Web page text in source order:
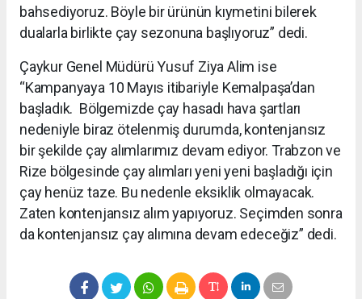
bahsediyoruz. Böyle bir ürünün kıymetini bilerek
dualarla birlikte çay sezonuna başlıyoruz” dedi.
Çaykur Genel Müdürü Yusuf Ziya Alim ise
“Kampanyaya 10 Mayıs itibariyle Kemalpaşa’dan
başladık. Bölgemizde çay hasadı hava şartları
nedeniyle biraz ötelenmiş durumda, kontenjansız
bir şekilde çay alımlarımız devam ediyor. Trabzon ve
Rize bölgesinde çay alımları yeni yeni başladığı için
çay henüz taze. Bu nedenle eksiklik olmayacak.
Zaten kontenjansız alım yapıyoruz. Seçimden sonra
da kontenjansız çay alımına devam edeceğiz” dedi.